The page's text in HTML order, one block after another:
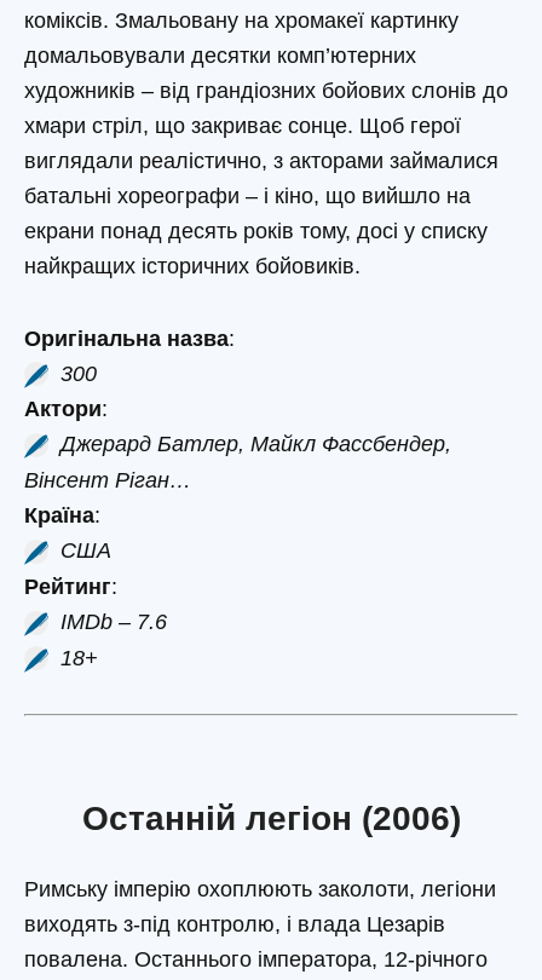
коміксів. Змальовану на хромакеї картинку
домальовували десятки комп’ютерних
художників – від грандіозних бойових слонів до
хмари стріл, що закриває сонце. Щоб герої
виглядали реалістично, з акторами займалися
батальні хореографи – і кіно, що вийшло на
екрани понад десять років тому, досі у списку
найкращих історичних бойовиків.
Оригінальна назва:
300
Актори:
Джерард Батлер, Майкл Фассбендер,
Вінсент Ріган…
Країна:
США
Рейтинг:
IMDb – 7.6
18+
Останній легіон (2006)
Римську імперію охоплюють заколоти, легіони
виходять з-під контролю, і влада Цезарів
повалена. Останнього імператора, 12-річного